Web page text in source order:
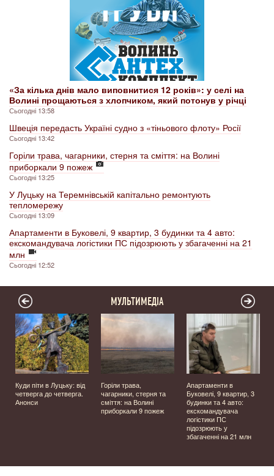
«За кілька днів мало виповнитися 12 років»: у селі на
Волині прощаються з хлопчиком, який потонув у річці
Сьогодні 13:58
Швеція передасть Україні судно з «тіньового флоту» Росії
Сьогодні 13:42
Горіли трава, чагарники, стерня та сміття: на Волині
приборкали 9 пожеж
Сьогодні 13:25
У Луцьку на Теремнівській капітально ремонтують
тепломережу
Сьогодні 13:09
Апартаменти в Буковелі, 9 квартир, 3 будинки та 4 авто:
екскомандувача логістики ПС підозрюють у збагаченні на 21
млн
Сьогодні 12:52
МУЛЬТИМЕДІА
Куди піти в Луцьку: від
четверга до четверга.
Анонси
Горіли трава,
чагарники, стерня та
сміття: на Волині
приборкали 9 пожеж
Апартаменти в
Буковелі, 9 квартир, 3
будинки та 4 авто:
екскомандувача
логістики ПС
підозрюють у
збагаченні на 21 млн